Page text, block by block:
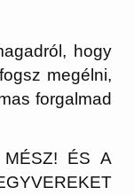
hogy
megélni,
forgalmad
ÉS A